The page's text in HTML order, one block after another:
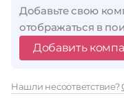
Добавьте свою
отображаться в
Добавить
Нашли несоответствие?